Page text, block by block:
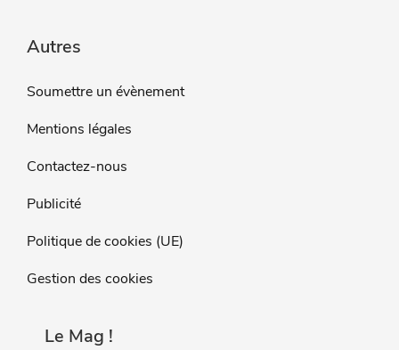
Autres
Soumettre un évènement
Mentions légales
Contactez-nous
Publicité
Politique de cookies (UE)
Gestion des cookies
Le Mag !